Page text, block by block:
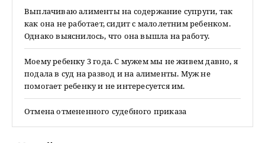
Выплачиваю алименты на содержание супруги, так
как она не работает, сидит с малолетним ребенком.
Однако выяснилось, что она вышла на работу.
Моему ребенку 3 года. С мужем мы не живем давно, я
подала в суд на развод и на алименты. Муж не
помогает ребенку и не интересуется им.
Отмена отмененного судебного приказа